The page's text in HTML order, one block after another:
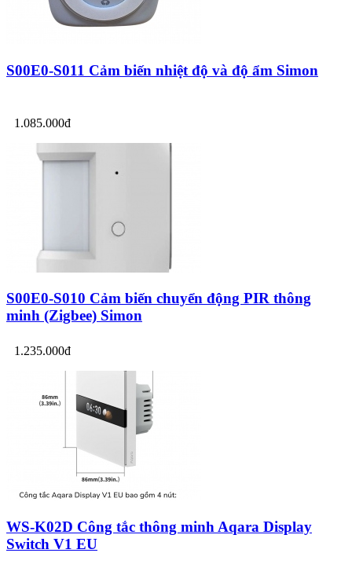
S00E0-S011 Cảm biến nhiệt độ và độ ẩm Simon
1.085.000đ
S00E0-S010 Cảm biến chuyển động PIR thông
minh (Zigbee) Simon
1.235.000đ
WS-K02D Công tắc thông minh Aqara Display
Switch V1 EU